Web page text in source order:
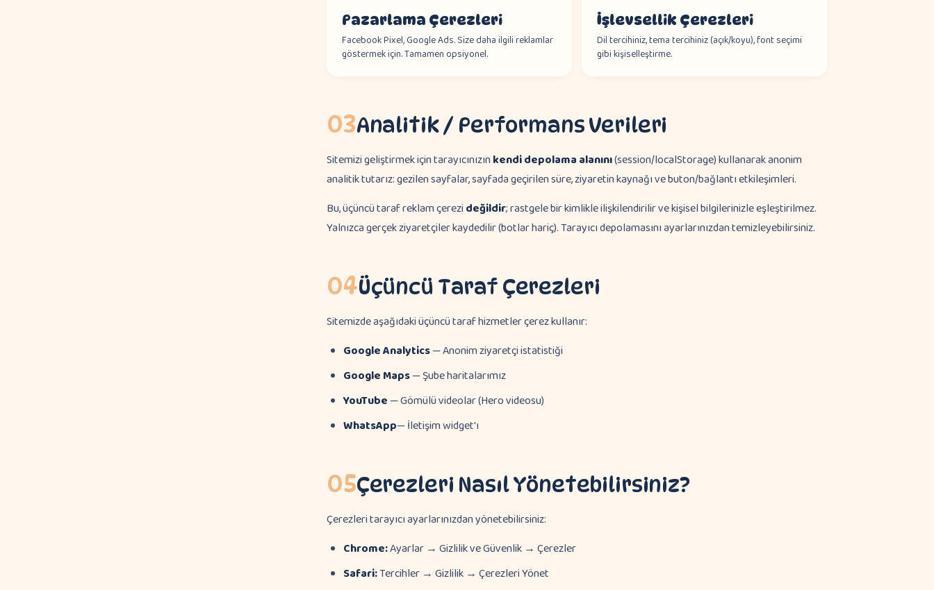
Pazarlama Çerezleri
Facebook Pixel, Google Ads. Size daha ilgili reklamlar
göstermek için. Tamamen opsiyonel.
İşlevsellik Çerezleri
Dil tercihiniz, tema tercihiniz (açık/koyu), font seçimi
gibi kişiselleştirme.
03Analitik / Performans Verileri
Sitemizi geliştirmek için tarayıcınızınkendi depolama alanını(session/localStorage) kullanarak anonim
analitik tutarız: gezilen sayfalar, sayfada geçirilen süre, ziyaretin kaynağı ve buton/bağlantı etkileşimleri.
Bu, üçüncü taraf reklam çerezi değildir; rastgele bir kimlikle ilişkilendirilir ve kişisel bilgilerinizle eşleştirilmez.
Yalnızca gerçek ziyaretçiler kaydedilir (botlar hariç). Tarayıcı depolamasını ayarlarınızdan temizleyebilirsiniz.
04Üçüncü Taraf Çerezleri
Sitemizde aşağıdaki üçüncü taraf hizmetler çerez kullanır:
Google Analytics— Anonim ziyaretçi istatistiği
Google Maps— Şube haritalarımız
YouTube — Gömülü videolar (Hero videosu)
WhatsApp— İletişim widget'ı
05Çerezleri Nasıl Yönetebilirsiniz?
Çerezleri tarayıcı ayarlarınızdan yönetebilirsiniz:
Chrome:Ayarlar → Gizlilik ve Güvenlik → Çerezler
Safari:Tercihler → Gizlilik → Çerezleri Yönet